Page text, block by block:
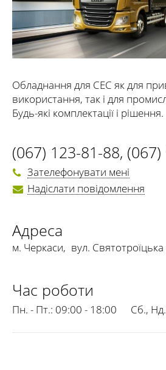
Обладнання для СЕС як для
використання, так і для
Будь-які комплектації і рішення.
(067) 123-81-88,
Зателефонувати мені
Надіслати повідомлення
Адреса
м. Черкаси, вул.
Час роботи
Пн. - Пт.: 09:00 - 18:00 Сб.,